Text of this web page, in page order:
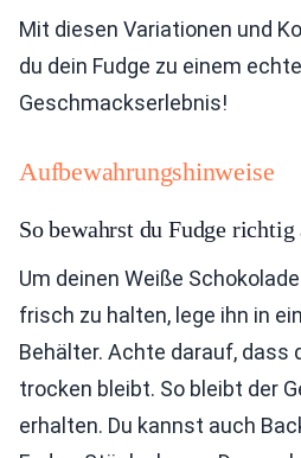
Mit diesen Variationen und
du dein Fudge zu einem
Geschmackserlebnis!
Aufbewahrungshinweise
So bewahrst du Fudge richtig
Um deinen Weiße
frisch zu halten, lege ihn in
Behälter. Achte darauf, dass
trocken bleibt. So bleibt der
erhalten. Du kannst auch